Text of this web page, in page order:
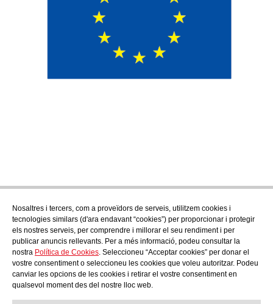
Nosaltres i tercers, com a proveïdors de serveis, utilitzem cookies i
tecnologies similars (d'ara endavant “cookies”) per proporcionar i protegir
els nostres serveis, per comprendre i millorar el seu rendiment i per
publicar anuncis rellevants. Per a més informació, podeu consultar la
nostra Política de Cookies. Seleccioneu “Acceptar cookies” per donar el
vostre consentiment o seleccioneu les cookies que voleu autoritzar. Podeu
canviar les opcions de les cookies i retirar el vostre consentiment en
qualsevol moment des del nostre lloc web.